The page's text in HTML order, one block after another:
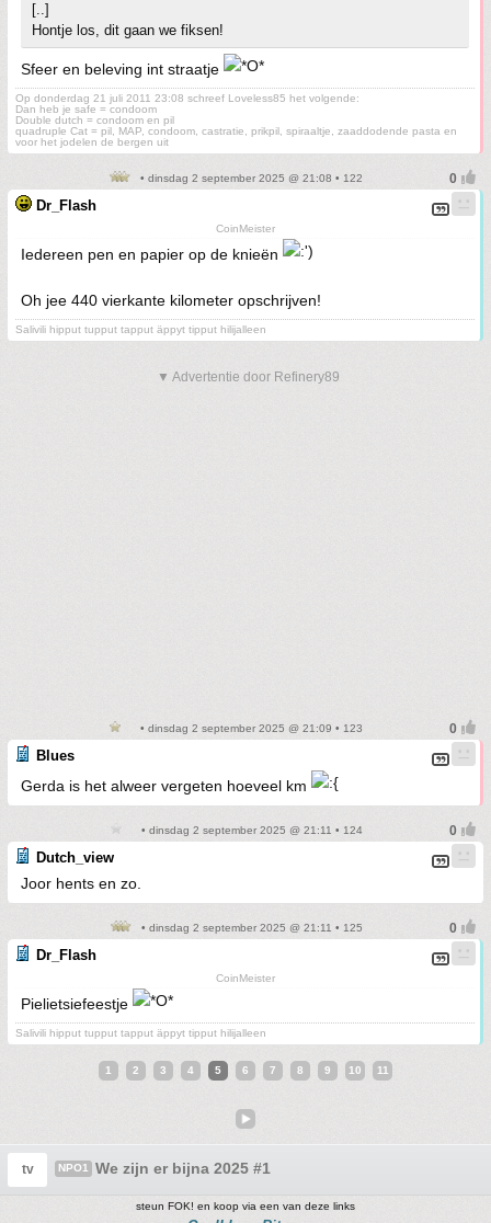
[..]
Hontje los, dit gaan we fiksen!
Sfeer en beleving int straatje
Op donderdag 21 juli 2011 23:08 schreef Loveless85 het volgende:
Dan heb je safe = condoom
Double dutch = condoom en pil
quadruple Cat = pil, MAP, condoom, castratie, prikpil, spiraaltje, zaaddodende pasta en
voor het jodelen de bergen uit
• dinsdag 2 september 2025 @ 21:08 • 122
Dr_Flash
CoinMeister
Iedereen pen en papier op de knieën
Oh jee 440 vierkante kilometer opschrijven!
Salivili hipput tupput tapput äppyt tipput hilijalleen
▼ Advertentie door Refinery89
• dinsdag 2 september 2025 @ 21:09 • 123
Blues
Gerda is het alweer vergeten hoeveel km
• dinsdag 2 september 2025 @ 21:11 • 124
Dutch_view
Joor hents en zo.
• dinsdag 2 september 2025 @ 21:11 • 125
Dr_Flash
CoinMeister
Pielietsiefeestje
Salivili hipput tupput tapput äppyt tipput hilijalleen
1 2 3 4 5 6 7 8 9 10 11
tv NPO1 We zijn er bijna 2025 #1
steun FOK! en koop via een van deze links